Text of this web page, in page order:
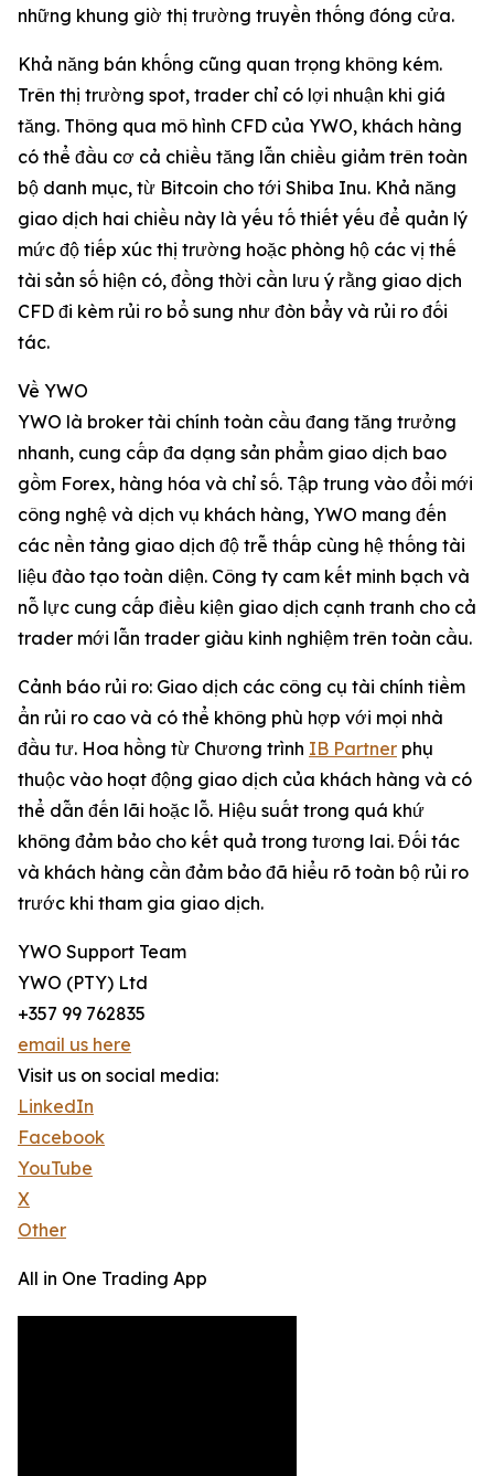
những khung giờ thị trường truyền thống đóng cửa.
Khả năng bán khống cũng quan trọng không kém.
Trên thị trường spot, trader chỉ có lợi nhuận khi giá
tăng. Thông qua mô hình CFD của YWO, khách hàng
có thể đầu cơ cả chiều tăng lẫn chiều giảm trên toàn
bộ danh mục, từ Bitcoin cho tới Shiba Inu. Khả năng
giao dịch hai chiều này là yếu tố thiết yếu để quản lý
mức độ tiếp xúc thị trường hoặc phòng hộ các vị thế
tài sản số hiện có, đồng thời cần lưu ý rằng giao dịch
CFD đi kèm rủi ro bổ sung như đòn bẩy và rủi ro đối
tác.
Về YWO
YWO là broker tài chính toàn cầu đang tăng trưởng
nhanh, cung cấp đa dạng sản phẩm giao dịch bao
gồm Forex, hàng hóa và chỉ số. Tập trung vào đổi mới
công nghệ và dịch vụ khách hàng, YWO mang đến
các nền tảng giao dịch độ trễ thấp cùng hệ thống tài
liệu đào tạo toàn diện. Công ty cam kết minh bạch và
nỗ lực cung cấp điều kiện giao dịch cạnh tranh cho cả
trader mới lẫn trader giàu kinh nghiệm trên toàn cầu.
Cảnh báo rủi ro: Giao dịch các công cụ tài chính tiềm
ẩn rủi ro cao và có thể không phù hợp với mọi nhà
đầu tư. Hoa hồng từ Chương trình IB Partner phụ
thuộc vào hoạt động giao dịch của khách hàng và có
thể dẫn đến lãi hoặc lỗ. Hiệu suất trong quá khứ
không đảm bảo cho kết quả trong tương lai. Đối tác
và khách hàng cần đảm bảo đã hiểu rõ toàn bộ rủi ro
trước khi tham gia giao dịch.
YWO Support Team
YWO (PTY) Ltd
+357 99 762835
email us here
Visit us on social media:
LinkedIn
Facebook
YouTube
X
Other
All in One Trading App